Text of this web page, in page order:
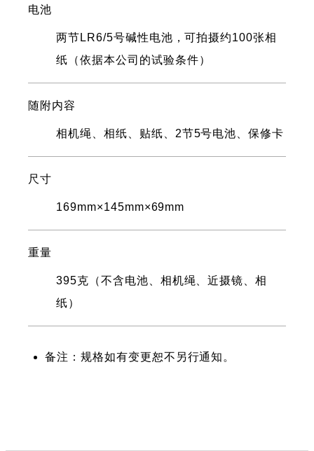
电池
两节LR6/5号碱性电池，可拍摄约100张相
纸（依据本公司的试验条件）
随附内容
相机绳、相纸、贴纸、2节5号电池、保修卡
尺寸
169mm×145mm×69mm
重量
395克（不含电池、相机绳、近摄镜、相
纸）
备注：规格如有变更恕不另行通知。